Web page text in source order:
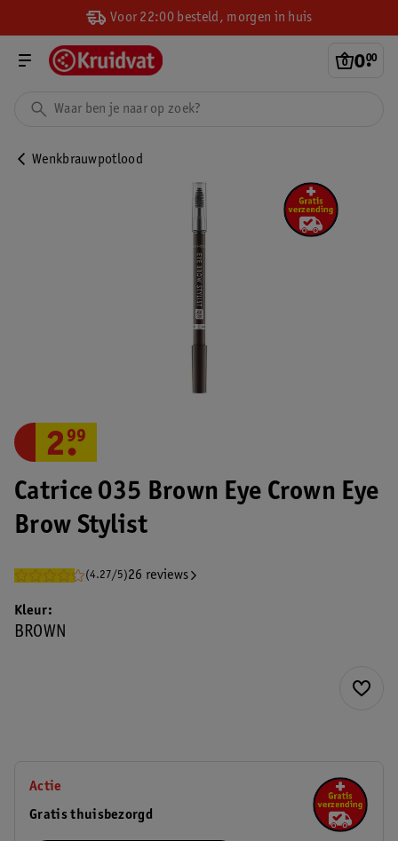
Voor 22:00 besteld, morgen in huis
0.
00
Wenkbrauwpotlood
Catrice 035 Brown Eye Crown Eye
Brow Stylist
(4.27/5)26 reviews
2.
99
Kleur
BROWN
Actie
Gratis thuisbezorgd